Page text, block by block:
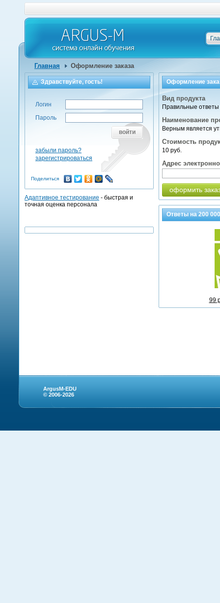
Главная Оформление заказа
Оформление
Вид продукта
Правильные ответы
Наименование
Верным является
Стоимость
10 руб.
Адрес
оформить
Ответы на200 000
99
Здравствуйте, гость!
Логин
Пароль
войти
забыли пароль?
зарегистрироваться
Поделиться
Адаптивное тестирование - быстрая и
точная оценка персонала
ArgusM-EDU
© 2006-2026